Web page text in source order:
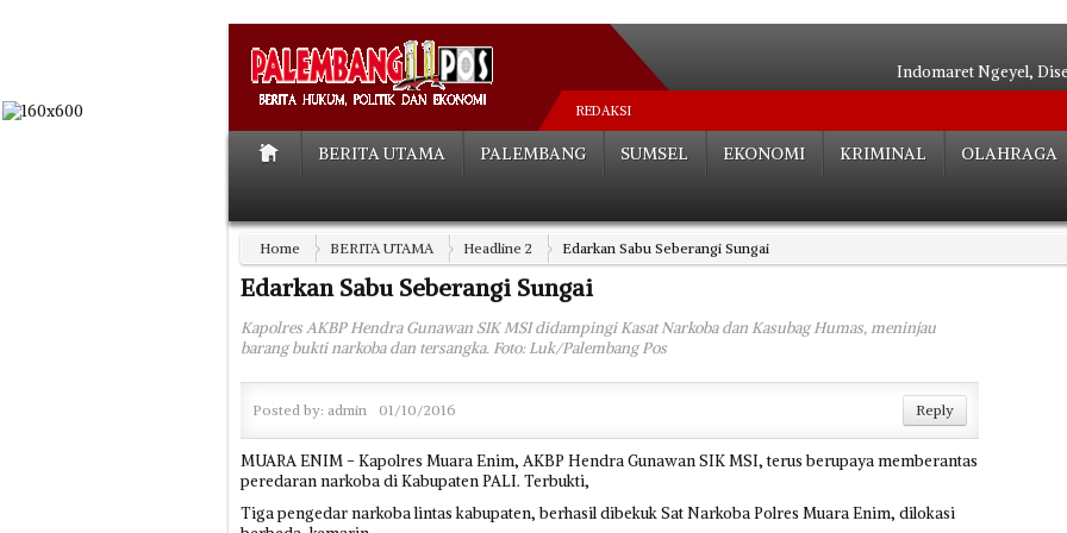
Indomaret Ngeyel,
Hutan
Angkot
Tak ada
Palembang
Bocah SD Tewas
REDAKSI
BERITA UTAMA PALEMBANG SUMSEL EKONOMI KRIMINAL OLAHRAGA
Home BERITA UTAMA Headline 2 Edarkan Sabu Seberangi Sungai
Edarkan Sabu Seberangi Sungai
Kapolres AKBP Hendra Gunawan SIK MSI didampingi Kasat Narkoba dan Kasubag Humas, meninjau
barang bukti narkoba dan tersangka. Foto: Luk/Palembang Pos
Posted by: admin 01/10/2016 Reply
MUARA ENIM - Kapolres Muara Enim, AKBP Hendra Gunawan SIK MSI, terus berupaya memberantas
peredaran narkoba di Kabupaten PALI. Terbukti,
Tiga pengedar narkoba lintas kabupaten, berhasil dibekuk Sat Narkoba Polres Muara Enim, dilokasi